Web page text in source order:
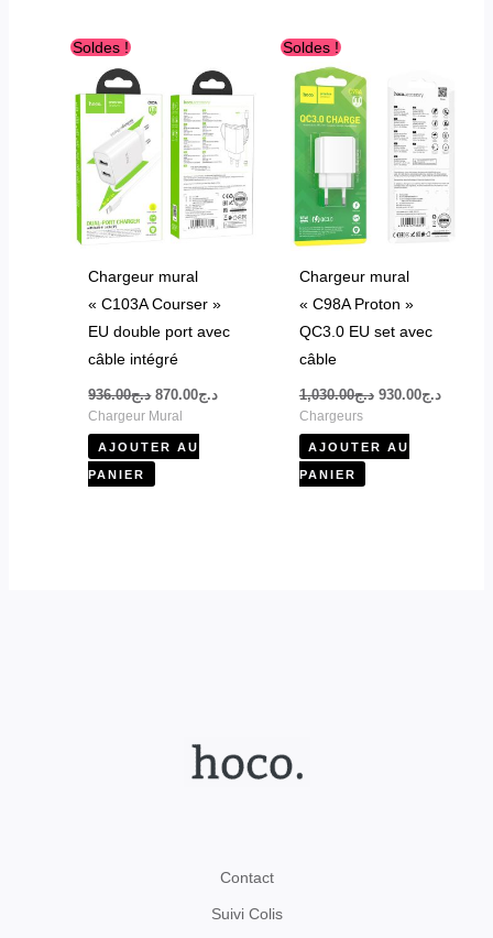
Soldes !
Chargeur mural
« C103A Courser »
EU double port avec
câble intégré
د.ج936.00
était :
د.ج936.00.
د.ج870.00
actuel
est :
Chargeur Mural
AJOUTER AU
PANIER
Soldes !
Chargeur mural
« C98A Proton »
QC3.0 EU set avec
câble
د.ج1,030.00
était :
د.ج930.00
est :
Chargeurs
AJOUTER AU
PANIER
Contact
Suivi Colis